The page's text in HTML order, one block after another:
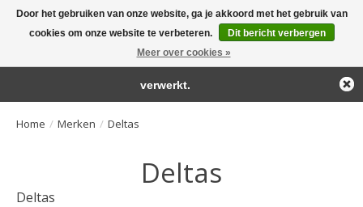
Large selection of products and fast shipping!
Home / Merken / Deltas
Deltas
Deltas
Door het gebruiken van onze website, ga je akkoord met het gebruik van
cookies om onze website te verbeteren.
Dit bericht verbergen
Meer over cookies »
← Keer terug naar de backofficeDeze winkel is in aanbouw.
Eventueel geplaatste orders zullen niet worden gehonoreerd of
verwerkt.